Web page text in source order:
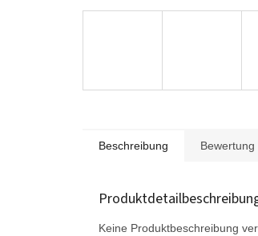
Beschreibung Bewertung
Keine Produktbeschreibung